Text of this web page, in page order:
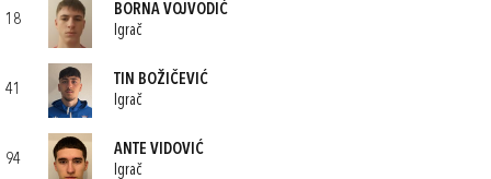
18
BORNA VOJVODIĆ
Igrač
41
TIN BOŽIČEVIĆ
Igrač
94
ANTE VIDOVIĆ
Igrač